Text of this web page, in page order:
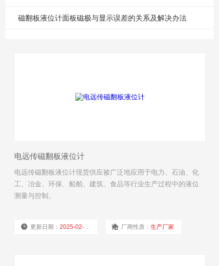
​磁翻板液位计面板磁极与显示误差的关系及解决办法
电远传磁翻板液位计
电远传磁翻板液位计现货供应被广泛地应用于电力、石油、化
工、冶金、环保、船舶、建筑、食品等行业生产过程中的液位
测量与控制。
更新日期：2025-02-19 厂商性质：生产厂家